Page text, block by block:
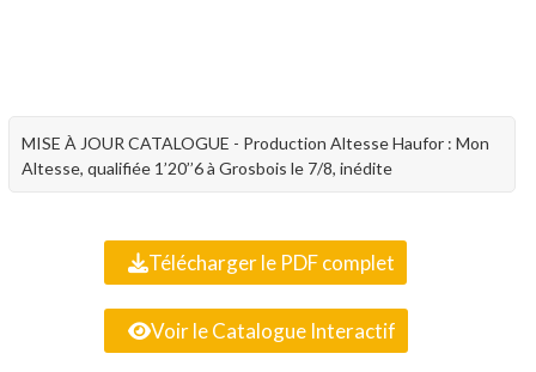
MISE À JOUR CATALOGUE - Production Altesse Haufor : Mon
Altesse, qualifiée 1’20’’6 à Grosbois le 7/8, inédite
Télécharger le PDF complet
Voir le Catalogue Interactif